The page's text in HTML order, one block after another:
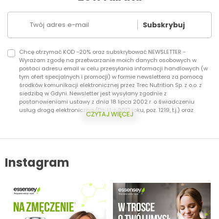
Subskrybuj
Chcę otrzymać KOD -20% oraz subskrybować NEWSLETTER -
Wyrażam zgodę na przetwarzanie moich danych osobowych w
postaci adresu email w celu przesyłania informacji handlowych (w
tym ofert specjalnych i promocji) w formie newslettera za pomocą
środków komunikacji elektronicznej przez Trec Nutrition Sp. z o.o. z
siedzibą w Gdyni. Newsletter jest wysyłany zgodnie z
postanowieniami ustawy z dnia 18 lipca 2002 r. o świadczeniu
usług drogą elektroniczną (Dz. U. z 2017 roku, poz. 1219, t.j.) oraz
ustawy z dnia 16 lipca 2004 r. Prawo telekomunikacyjne (Dz.U. z 2017
CZYTAJ WIĘCEJ
Instagram